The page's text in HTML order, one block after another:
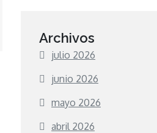
Archivos
julio 2026
junio 2026
mayo 2026
abril 2026